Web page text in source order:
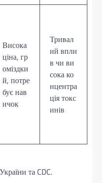
Висока
ціна, гр
оміздки
й, потре
бує нав
ичок
Тривал
ий впли
в чи ви
сока ко
нцентра
ція токс
инів
та CDC.